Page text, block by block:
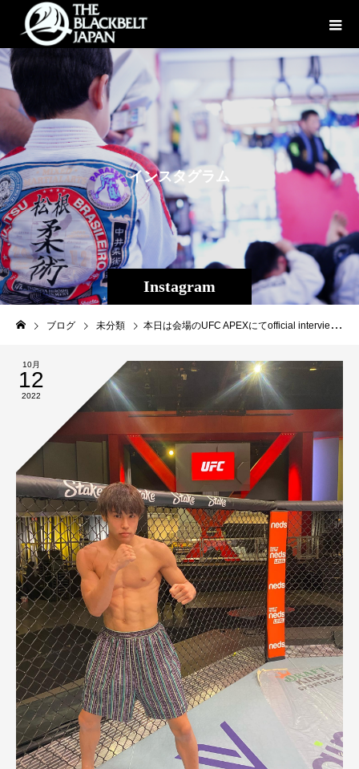
Instagram
インスタグラ ム
ブログ 未分類 本日は会場のUFC APEXにてofficial interview.第8代修斗世界フライ級王者平良達郎（Theパラエストラ沖縄）10/16(日) UFC Vegas62 VS CJ ベルガラいよいよ今週！日本時間10/16(日)AM5:00〜YouTube ［UFC JAPAN］で検索、無料LIVE視聴可能です。#平良達郎#修斗#UFC#inspirit#EVRGROUND
10月
12
2022